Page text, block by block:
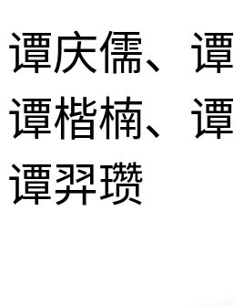
谭庆儒、谭
谭楷楠、谭
谭羿瓒